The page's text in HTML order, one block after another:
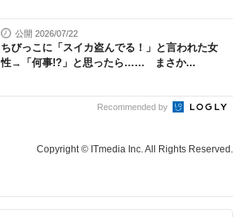
公開 2026/07/22
ちびっこに「スイカ盗んでる！」と言われた女
性→「何事!?」と思ったら…… まさか...
Recommended by
Copyright © ITmedia Inc. All Rights Reserved.